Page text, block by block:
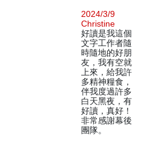
2024/3/9
Christine
好讀是我這個
文字工作者隨
時隨地的好朋
友，我有空就
上來，給我許
多精神糧食，
伴我度過許多
白天黑夜，有
好讀，真好！
非常感謝幕後
團隊。